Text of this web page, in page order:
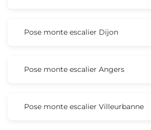
Pose monte escalier Dijon
Pose monte escalier Angers
Pose monte escalier Villeurbanne